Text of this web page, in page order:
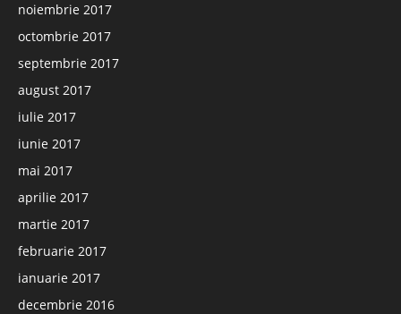
noiembrie 2017
octombrie 2017
septembrie 2017
august 2017
iulie 2017
iunie 2017
mai 2017
aprilie 2017
martie 2017
februarie 2017
ianuarie 2017
decembrie 2016